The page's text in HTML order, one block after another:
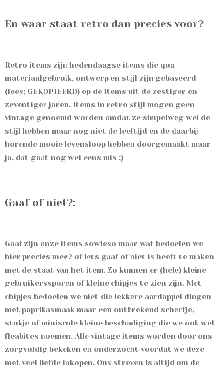
En waar staat retro dan precies voor?
Retro items zijn hedendaagse items die qua
materiaalgebruik, ontwerp en stijl zijn gebaseerd
(lees; GEKOPIEERD) op de items uit de zestiger en
zeventiger jaren. Items in retro stijl mogen geen
vintage genoemd worden omdat ze simpelweg wel de
stijl hebben maar nog niet de leeftijd en de daarbij
horende mooie levensloop hebben doorgemaakt maar
ja, dat gaat nog wel eens mis ;)
Gaaf of niet?:
Gaaf zijn onze items sowieso maar wat bedoelen we
hier precies mee? of iets gaaf of niet is heeft te maken
met de staat van het item. Zo kunnen er (hele) kleine
gebruikerssporen of kleine chipjes te zien zijn. Met
chipjes bedoelen we niet die lekkere aardappel dingen
met paprikasmaak maar een ontbrekend scherfje,
stukje of miniscule kleine beschadiging die we ook wel
fleabites noemen. Alle vintage items worden door ons
zorgvuldig bekeken en onderzocht voordat we deze
met veel liefde inkopen. Ons streven is altijd om de